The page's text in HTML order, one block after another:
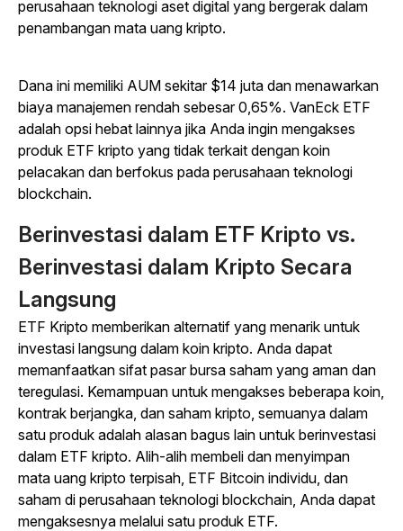
perusahaan teknologi aset digital yang bergerak dalam
penambangan mata uang kripto.
Dana ini memiliki AUM sekitar $14 juta dan menawarkan
biaya manajemen rendah sebesar 0,65%. VanEck ETF
adalah opsi hebat lainnya jika Anda ingin mengakses
produk ETF kripto yang tidak terkait dengan koin
pelacakan dan berfokus pada perusahaan teknologi
blockchain.
Berinvestasi dalam ETF Kripto vs.
Berinvestasi dalam Kripto Secara
Langsung
ETF Kripto memberikan alternatif yang menarik untuk
investasi langsung dalam koin kripto. Anda dapat
memanfaatkan sifat pasar bursa saham yang aman dan
teregulasi. Kemampuan untuk mengakses beberapa koin,
kontrak berjangka, dan saham kripto, semuanya dalam
satu produk adalah alasan bagus lain untuk berinvestasi
dalam ETF kripto. Alih-alih membeli dan menyimpan
mata uang kripto terpisah, ETF Bitcoin individu, dan
saham di perusahaan teknologi blockchain, Anda dapat
mengaksesnya melalui satu produk ETF.